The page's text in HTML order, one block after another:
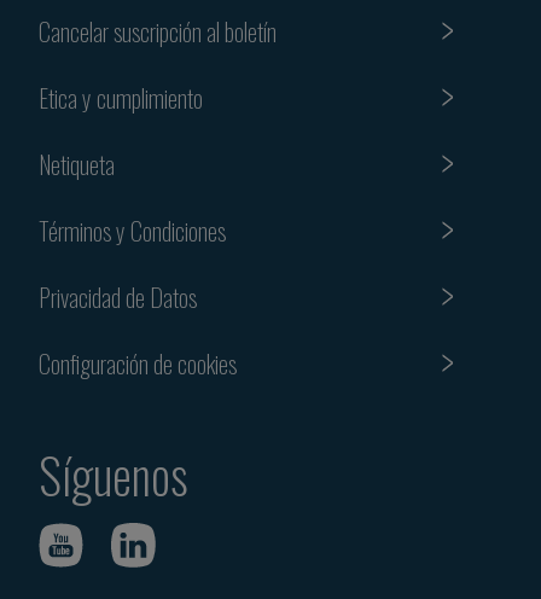
Cancelar suscripción al boletín
Etica y cumplimiento
Netiqueta
Términos y Condiciones
Privacidad de Datos
Configuración de cookies
Síguenos